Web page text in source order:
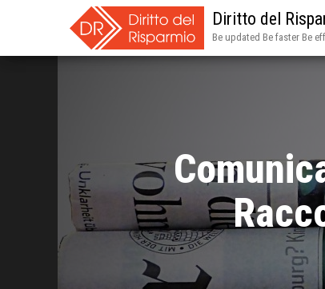
Diritto del
Be updated Be faster Be